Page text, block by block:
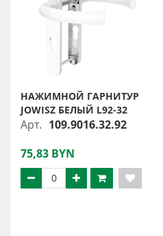
НАЖИМНОЙ ГАРНИТУР
JOWISZ БЕЛЫЙ L92-32
Арт. 109.9016.32.92
75,83 BYN